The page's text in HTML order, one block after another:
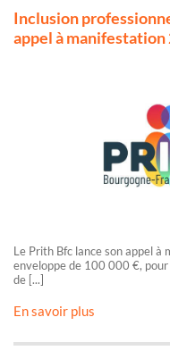
Inclusion
appel à manifestation
Le Prith Bfc lance son appel
enveloppe de 100 000 €,
de [...]
En savoir plus